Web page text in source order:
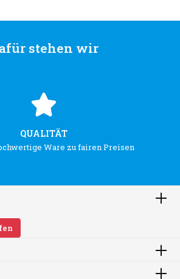
stehen wir
QUALITÄT
Ware zu fairen Preisen